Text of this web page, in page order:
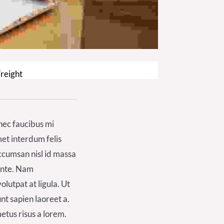
faucibus mi
interdum felis
nisl id massa
Nam
at ligula. Ut
sapien laoreet a.
risus a lorem.